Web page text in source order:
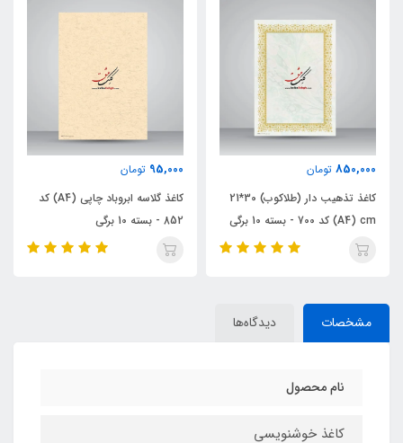
95,000
852 - بسته 10 برگی
ناموجود
679 - بسته 10 برگی
مشخصات دیدگاه‌ها
نام محصول
کاغذ خوشنویسی